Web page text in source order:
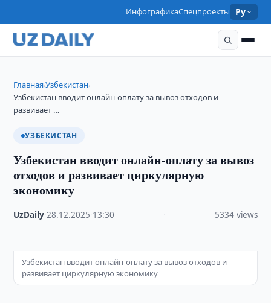
ИнфографикаСпецпроекты Ру
Главная›Узбекистан›
Узбекистан вводит онлайн-оплату за вывоз отходов и
развивает …
УЗБЕКИСТАН
Узбекистан вводит онлайн-оплату за вывоз
отходов и развивает циркулярную
экономику
UzDaily ·28.12.2025 13:30 5334 views
Узбекистан вводит онлайн-оплату за вывоз отходов и
развивает циркулярную экономику